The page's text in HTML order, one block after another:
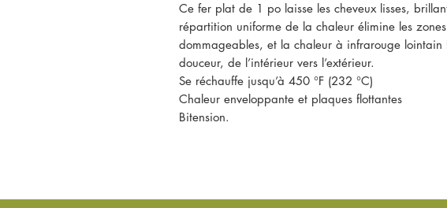
Ce fer plat de 1 po laisse les cheveux lisses,
répartition uniforme de la chaleur élimine les
dommageables, et la chaleur à infrarouge lointain
douceur, de l’intérieur vers l’extérieur.
Se réchauffe jusqu’à 450 °F (232 °C)
Chaleur enveloppante et plaques flottantes
Bitension.